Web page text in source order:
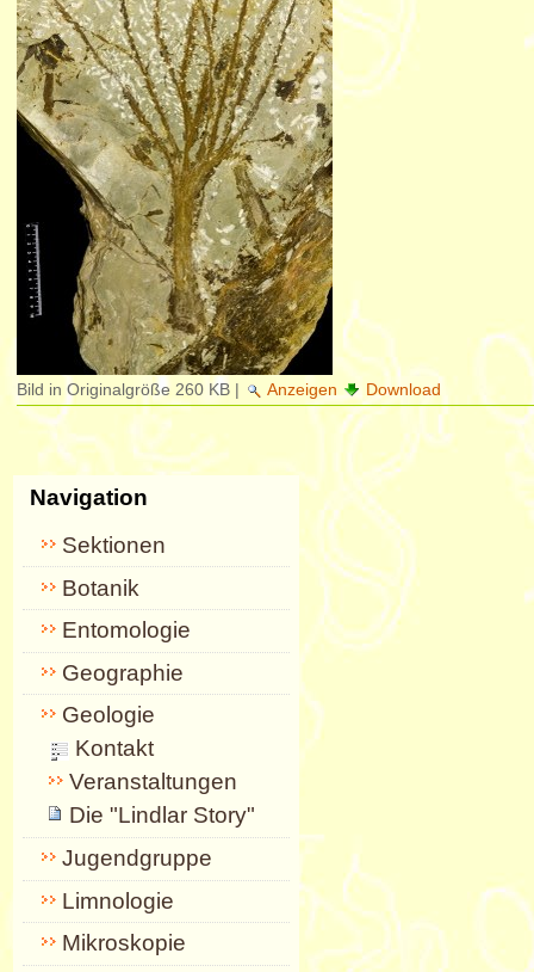
Bild in Originalgröße 260 KB | Anzeigen Download
Navigation
Sektionen
Botanik
Entomologie
Geographie
Geologie
Kontakt
Veranstaltungen
Die "Lindlar Story"
Jugendgruppe
Limnologie
Mikroskopie